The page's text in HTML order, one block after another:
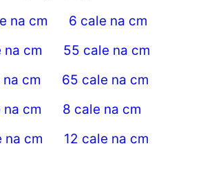
na cm
6 cale na cm
na cm
55 cale na cm
na cm
65 cale na cm
na cm
8 cale na cm
na cm
12 cale na cm